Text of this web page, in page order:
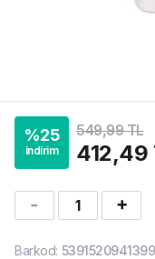
%25
indirim
549,99 TL
412,49
1
Barkod: 5391520941399